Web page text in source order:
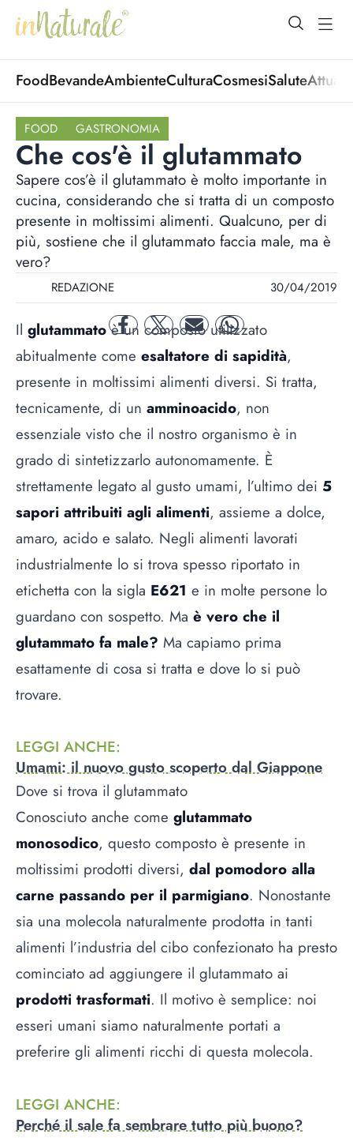
open
FoodBevandeAmbienteCulturaCosmesiSalute
FOOD GASTRONOMIA
Che cos'è il glutammato
Sapere cos’è il glutammato è molto importante in
cucina, considerando che si tratta di un composto
presente in moltissimi alimenti. Qualcuno, per di
più, sostiene che il glutammato faccia male, ma è
vero?
REDAZIONE 30/04/2019
facebooktwitter mail whatsapp
Il glutammatoè un composto utilizzato
abitualmente come esaltatore di sapidità,
presente in moltissimi alimenti diversi. Si tratta,
tecnicamente, di un amminoacido, non
essenziale visto che il nostro organismo è in
grado di sintetizzarlo autonomamente. È
strettamente legato al gusto umami, l’ultimo dei 5
sapori attribuiti agli alimenti, assieme a dolce,
amaro, acido e salato. Negli alimenti lavorati
industrialmente lo si trova spesso riportato in
etichetta con la sigla E621 e in molte persone lo
guardano con sospetto. Ma è vero che il
glutammato fa male? Ma capiamo prima
esattamente di cosa si tratta e dove lo si può
trovare.
LEGGI ANCHE:
Umami: il nuovo gusto scoperto dal Giappone
Dove si trova il glutammato
Conosciuto anche come glutammato
monosodico, questo composto è presente in
moltissimi prodotti diversi, dal pomodoro alla
carne passando per il parmigiano. Nonostante
sia una molecola naturalmente prodotta in tanti
alimenti l’industria del cibo confezionato ha presto
cominciato ad aggiungere il glutammato ai
prodotti trasformati. Il motivo è semplice: noi
esseri umani siamo naturalmente portati a
preferire gli alimenti ricchi di questa molecola.
LEGGI ANCHE:
Perché il sale fa sembrare tutto più buono?